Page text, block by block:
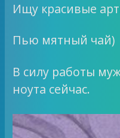
Ищу красивые
Пью мятный чай)
В силу работы
ноута сейчас.